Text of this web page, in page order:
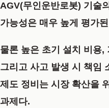
AGV(무인운반로봇) 기술
가능성은 매우 높게 평가
물론 높은 초기 설치 비용,
그리고 사고 발생 시 책임
제도 정비는 시장 확산을
과제다.